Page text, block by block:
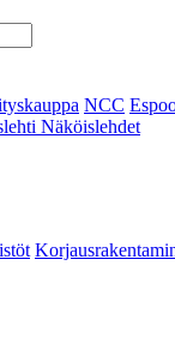
NCC
Näköislehdet